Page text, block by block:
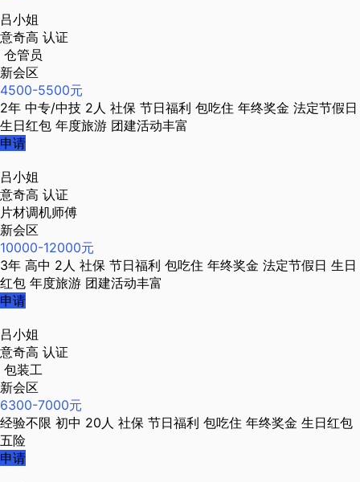
吕小姐
意奇高 认证
仓管员
新会区
4500-5500元
2年 中专/中技 2人 社保 节日福利 包吃住 年终奖金 法定节假日
生日红包 年度旅游 团建活动丰富
申请
吕小姐
意奇高 认证
片材调机师傅
新会区
10000-12000元
3年 高中 2人 社保 节日福利 包吃住 年终奖金 法定节假日 生日
红包 年度旅游 团建活动丰富
申请
吕小姐
意奇高 认证
包装工
新会区
6300-7000元
经验不限 初中 20人 社保 节日福利 包吃住 年终奖金 生日红包
五险
申请